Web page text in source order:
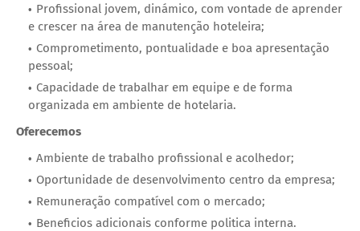
Profissional jovem, dinámico, com vontade de aprender
e crescer na área de manutenção hoteleira;
Comprometimento, pontualidade e boa apresentação
pessoal;
Capacidade de trabalhar em equipe e de forma
organizada em ambiente de hotelaria.
Oferecemos
Ambiente de trabalho profissional e acolhedor;
Oportunidade de desenvolvimento centro da empresa;
Remuneração compatível com o mercado;
Beneficios adicionais conforme politica interna.